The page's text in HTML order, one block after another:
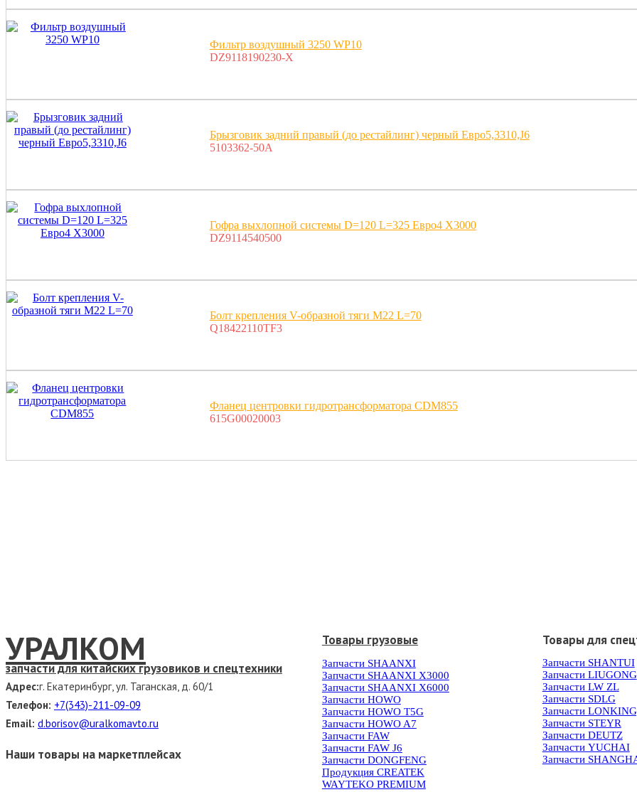
Фильтр воздушный 3250 WP10
DZ9118190230-X
Брызговик задний правый (до рестайлинг) черный Евро5,3310,J6
5103362-50A
Гофра выхлопной системы D=120 L=325 Евро4 X3000
DZ9114540500
Болт крепления V-образной тяги M22 L=70
Q18422110TF3
Фланец центровки гидротрансформатора CDM855
615G00020003
УРАЛКОМ
запчасти для китайских грузовиков и спецтехники
Адрес:г. Екатеринбург, ул. Таганская, д. 60/1
Телефон: +7(343)-211-09-09
Email: d.borisov@uralkomavto.ru
Наши товары на маркетплейсах
Товары грузовые
Запчасти SHAANXI
Запчасти SHAANXI X3000
Запчасти SHAANXI X6000
Запчасти HOWO
Запчасти HOWO T5G
Запчасти HOWO A7
Запчасти FAW
Запчасти FAW J6
Запчасти DONGFENG
Продукция CREATEK
WAYTEKO PREMIUM
Товары для
Запчасти SHANTUI
Запчасти LIUGONG
Запчасти LW ZL
Запчасти SDLG
Запчасти
Запчасти STEYR
Запчасти DEUTZ
Запчасти YUCHAI
Запчасти